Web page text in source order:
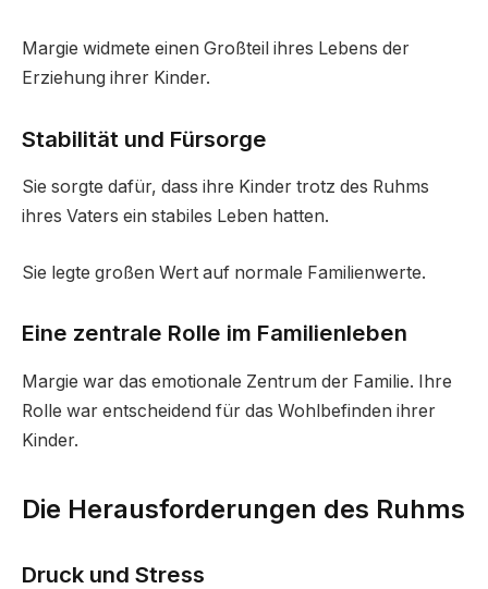
Margie widmete einen Großteil ihres Lebens der
Erziehung ihrer Kinder.
Stabilität und Fürsorge
Sie sorgte dafür, dass ihre Kinder trotz des Ruhms
ihres Vaters ein stabiles Leben hatten.
Sie legte großen Wert auf normale Familienwerte.
Eine zentrale Rolle im Familienleben
Margie war das emotionale Zentrum der Familie. Ihre
Rolle war entscheidend für das Wohlbefinden ihrer
Kinder.
Die Herausforderungen des Ruhms
Druck und Stress